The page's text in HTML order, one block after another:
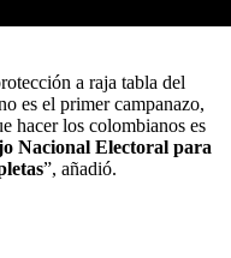
a raja tabla del
es el primer campanazo,
hacer los colombianos es
Nacional Electoral para
”, añadió.